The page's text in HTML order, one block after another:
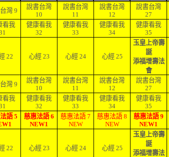
灣 9
說書台灣
10
說書台灣
11
說書台灣
12
說書台灣
27
看我
健康看我
32
健康看我
33
健康看我
34
健康看我
35
22 心經 23 心經 24 心經 25
玉皇上帝壽
誕
添福增壽法
會
灣 9
說書台灣
10
說書台灣
11
說書台灣
12
說書台灣
27
看我
健康看我
32
健康看我
33
健康看我
34
健康看我
35
語 5
慈惠法語 6
NEW1
慈惠法語 7
NEW
慈惠法語 8
NEW
慈惠法語 9
NEW1
22 心經 23 心經 24 心經 25
玉皇上帝壽
誕
添福增壽法